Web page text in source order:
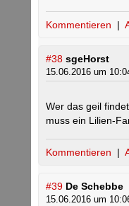
Kommentieren |
#38 sgeHorst
15.06.2016 um
Wer das geil
muss ein Lilien-
Kommentieren |
#39 De Schebbe
15.06.2016 um